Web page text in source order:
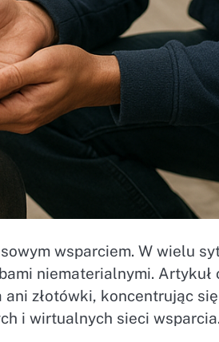
wsparciem. W wielu
niematerialnymi. Artykuł
złotówki, koncentrując
i wirtualnych sieci